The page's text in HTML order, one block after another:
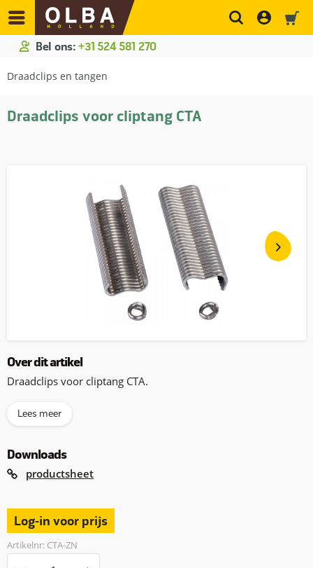
Bel ons: +31 524 581 270
Draadclips en tangen
Draadclips voor cliptang CTA
Over dit artikel
Draadclips voor cliptang CTA.
Lees meer
Downloads
productsheet
Log-in voor prijs
Artikelnr: CTA-ZN